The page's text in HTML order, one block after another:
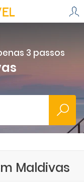
3 passos
Maldivas